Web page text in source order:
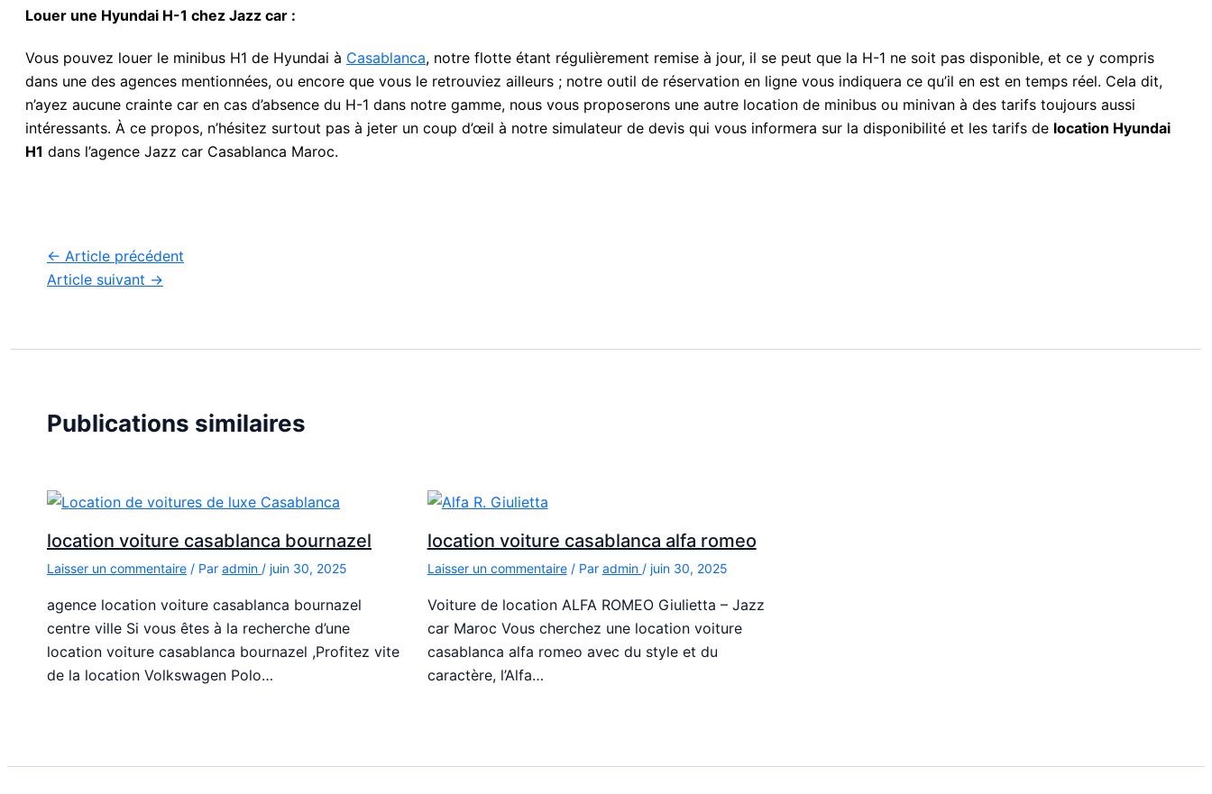
Louer une Hyundai H-1 chez Jazz car :
Vous pouvez louer le minibus H1 de Hyundai à Casablanca, notre flotte étant régulièrement remise à jour, il se peut que la H-1 ne soit pas disponible, et ce y compris
dans une des agences mentionnées, ou encore que vous le retrouviez ailleurs ; notre outil de réservation en ligne vous indiquera ce qu’il en est en temps réel. Cela dit,
n’ayez aucune crainte car en cas d’absence du H-1 dans notre gamme, nous vous proposerons une autre location de minibus ou minivan à des tarifs toujours aussi
intéressants. À ce propos, n’hésitez surtout pas à jeter un coup d’œil à notre simulateur de devis qui vous informera sur la disponibilité et les tarifs de location Hyundai
H1 dans l’agence Jazz car Casablanca Maroc.
← Article précédent
Article suivant →
Publications similaires
location voiture casablanca bournazel
Laisser un commentaire / Par admin / juin 30, 2025
agence location voiture casablanca bournazel
centre ville Si vous êtes à la recherche d’une
location voiture casablanca bournazel ,Profitez vite
de la location Volkswagen Polo…
location voiture casablanca alfa romeo
Laisser un commentaire / Par admin / juin 30, 2025
Voiture de location ALFA ROMEO Giulietta – Jazz
car Maroc Vous cherchez une location voiture
casablanca alfa romeo avec du style et du
caractère, l’Alfa…